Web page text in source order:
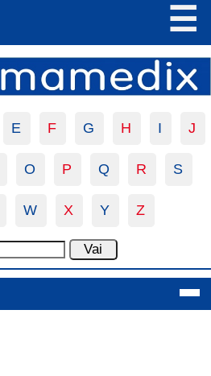
☰
E F G H I J
O P Q R S
W X Y Z